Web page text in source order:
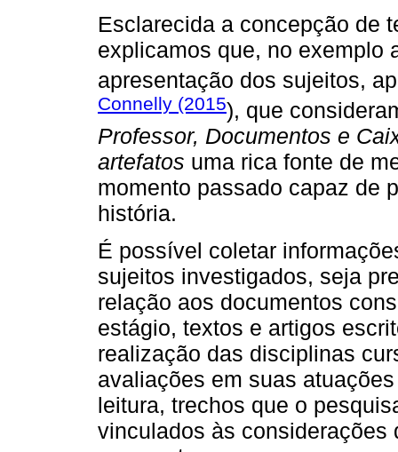
Esclarecida a concepção de
explicamos que, no exemplo
apresentação dos sujeitos,
Connelly (2015), que
Professor, Documentos e
artefatos uma rica fonte de
momento passado capaz de
história.
É possível coletar
sujeitos investigados, seja
relação aos documentos
estágio, textos e artigos
realização das disciplinas
avaliações em suas
leitura, trechos que o
vinculados às considerações